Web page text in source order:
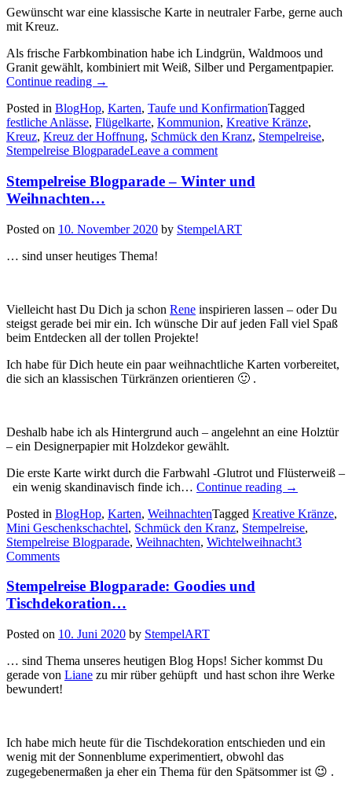
Gewünscht war eine klassische Karte in neutraler Farbe, gerne auch
mit Kreuz.
Als frische Farbkombination habe ich Lindgrün, Waldmoos und
Granit gewählt, kombiniert mit Weiß, Silber und Pergamentpapier.
Continue reading „Stempelreise
Festliche
Anlässe
2:
eine
zur
Kommunion…“
→
Posted in BlogHop, Karten, Taufe und KonfirmationTagged
festliche Anlässe, Flügelkarte, Kommunion, Kreative Kränze,
Kreuz, Kreuz der Hoffnung, Schmück den Kranz, Stempelreise,
Stempelreise BlogparadeLeave a comment
Stempelreise Blogparade – Winter und
Weihnachten…
Posted on 10. November 2020 by StempelART
… sind unser heutiges Thema!
Vielleicht hast Du Dich ja schon Rene inspirieren lassen – oder Du
steigst gerade bei mir ein. Ich wünsche Dir auf jeden Fall viel Spaß
beim Entdecken all der tollen Projekte!
Ich habe für Dich heute ein paar weihnachtliche Karten vorbereitet,
die sich an klassischen Türkränzen orientieren 🙂 .
Deshalb habe ich als Hintergrund auch – angelehnt an eine Holztür
– ein Designerpapier mit Holzdekor gewählt.
Die erste Karte wirkt durch die Farbwahl -Glutrot und Flüsterweiß –
ein wenig skandinavisch finde ich… Continue reading „Stempelreise
–
Winter
und
→
Posted in BlogHop, Karten, WeihnachtenTagged Kreative Kränze,
Mini Geschenkschachtel, Schmück den Kranz, Stempelreise,
Stempelreise Blogparade, Weihnachten, Wichtelweihnacht3
Comments
Stempelreise Blogparade: Goodies und
Tischdekoration…
Posted on 10. Juni 2020 by StempelART
… sind Thema unseres heutigen Blog Hops! Sicher kommst Du
gerade von Liane zu mir rüber gehüpft und hast schon ihre Werke
bewundert!
Ich habe mich heute für die Tischdekoration entschieden und ein
wenig mit der Sonnenblume experimentiert, obwohl das
zugegebenermaßen ja eher ein Thema für den Spätsommer ist 😉 .